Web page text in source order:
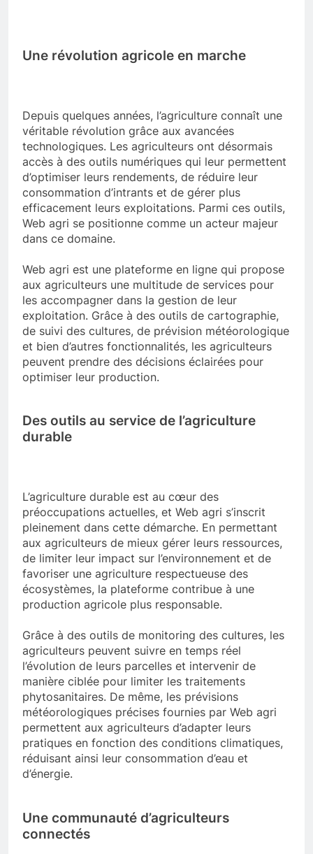
Une révolution agricole en marche
Depuis quelques années, l’agriculture connaît une
véritable révolution grâce aux avancées
technologiques. Les agriculteurs ont désormais
accès à des outils numériques qui leur permettent
d’optimiser leurs rendements, de réduire leur
consommation d’intrants et de gérer plus
efficacement leurs exploitations. Parmi ces outils,
Web agri se positionne comme un acteur majeur
dans ce domaine.
Web agri est une plateforme en ligne qui propose
aux agriculteurs une multitude de services pour
les accompagner dans la gestion de leur
exploitation. Grâce à des outils de cartographie,
de suivi des cultures, de prévision météorologique
et bien d’autres fonctionnalités, les agriculteurs
peuvent prendre des décisions éclairées pour
optimiser leur production.
Des outils au service de l’agriculture
durable
L’agriculture durable est au cœur des
préoccupations actuelles, et Web agri s’inscrit
pleinement dans cette démarche. En permettant
aux agriculteurs de mieux gérer leurs ressources,
de limiter leur impact sur l’environnement et de
favoriser une agriculture respectueuse des
écosystèmes, la plateforme contribue à une
production agricole plus responsable.
Grâce à des outils de monitoring des cultures, les
agriculteurs peuvent suivre en temps réel
l’évolution de leurs parcelles et intervenir de
manière ciblée pour limiter les traitements
phytosanitaires. De même, les prévisions
météorologiques précises fournies par Web agri
permettent aux agriculteurs d’adapter leurs
pratiques en fonction des conditions climatiques,
réduisant ainsi leur consommation d’eau et
d’énergie.
Une communauté d’agriculteurs
connectés